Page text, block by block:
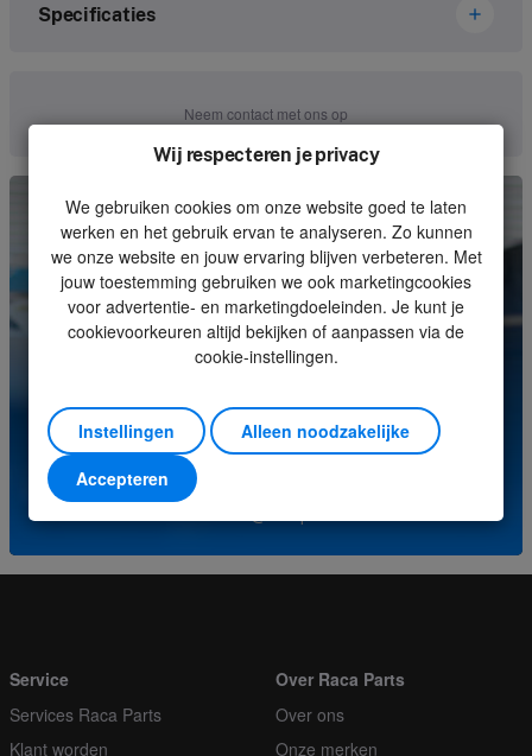
Specificaties
1095093-A0
Soort
Electronics
Eenheid
Stuk
Minimale bestelhoeveelheid
1
Orderveelvoud
1
Neem contact met ons op
Heeft u vragen over dit product? Neem contact op met
(+31) (0)252-227070
Wij respecteren je privacy
We gebruiken cookies om onze website goed te laten
werken en het gebruik ervan te analyseren. Zo kunnen
we onze website en jouw ervaring blijven verbeteren. Met
jouw toestemming gebruiken we ook marketingcookies
voor advertentie- en marketingdoeleinden. Je kunt je
cookievoorkeuren altijd bekijken of aanpassen via de
cookie-instellingen.
Instellingen
Alleen noodzakelijke
Accepteren
Service
Services Raca Parts
Klant worden
Over Raca Parts
Over ons
Onze merken